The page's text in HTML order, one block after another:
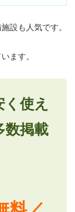
設も人気です。
ます。
使え
数掲載